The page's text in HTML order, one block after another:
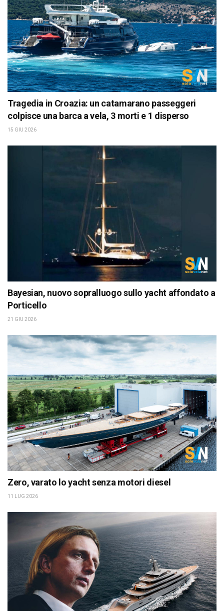
Tragedia in Croazia: un catamarano passeggeri
colpisce una barca a vela, 3 morti e 1 disperso
15 GIU 2026
Bayesian, nuovo sopralluogo sullo yacht affondato a
Porticello
21 GIU 2026
Zero, varato lo yacht senza motori diesel
11 LUG 2026